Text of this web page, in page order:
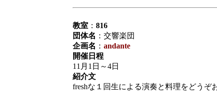
教室 ： 816
団体名 ：交響楽団
企画名 ： andante
開催日程
11月1日～4日
紹介文
freshな１回生による演奏と料理をどう